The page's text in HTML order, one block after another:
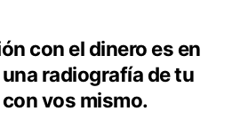
con el dinero es en
radiografía de tu
vos mismo.